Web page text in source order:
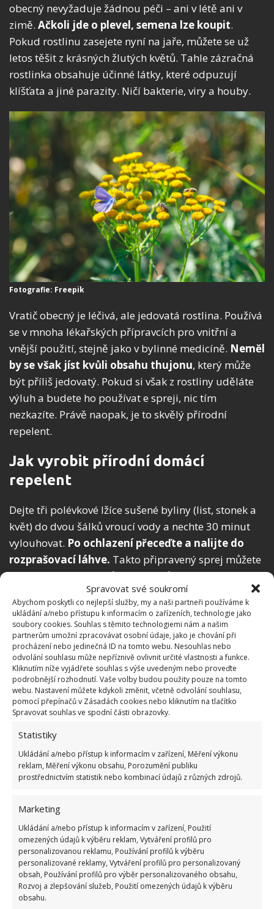
Spravovat své soukromí
Abychom poskytli co nejlepší služby, my a naši partneři používáme k
ukládání a/nebo přístupu k informacím o zařízeních, technologie jako
soubory cookies. Souhlas s těmito technologiemi nám a našim
partnerům umožní zpracovávat osobní údaje, jako je chování při
procházení nebo jedinečná ID na tomto webu. Nesouhlas nebo
odvolání souhlasu může nepříznivě ovlivnit určité vlastnosti a funkce.
Kliknutím níže vyjádřete souhlas s výše uvedeným nebo proveďte
podrobnější rozhodnutí. Vaše volby budou použity pouze na tomto
webu. Nastavení můžete kdykoli změnit, včetně odvolání souhlasu,
pomocí přepínačů v Zásadách cookies nebo kliknutím na tlačítko
Spravovat souhlas ve spodní části obrazovky.
Statistiky
Ukládání a/nebo přístup k informacím v zařízení, Měření výkonu
reklam, Měření výkonu obsahu, Porozumění publiku
prostřednictvím statistik nebo kombinací údajů z různých zdrojů.
Marketing
Ukládání a/nebo přístup k informacím v zařízení, Použití
omezených údajů k výběru reklam, Vytváření profilů pro
personalizovanou reklamu, Používání profilů k výběru
personalizované reklamy, Vytváření profilů pro personalizovaný
obsah, Používání profilů pro výběr personalizovaného obsahu,
Rozvoj a zlepšování služeb, Použití omezených údajů k výběru
obsahu.
obecný nevyžaduje žádnou péči – ani v létě ani v
zimě. Ačkoli jde o plevel, semena lze koupit.
Pokud rostlinu zasejete nyní na jaře, můžete se už
letos těšit z krásných žlutých květů. Tahle zázračná
rostlinka obsahuje účinné látky, které odpuzují
klíšťata a jiné parazity. Ničí bakterie, viry a houby.
Fotografie: Freepik
Vratič obecný je léčivá, ale jedovatá rostlina. Používá
se v mnoha lékařských přípravcích pro vnitřní a
vnější použití, stejně jako v bylinné medicíně. Neměl
by se však jíst kvůli obsahu thujonu, který může
být příliš jedovatý. Pokud si však z rostliny uděláte
výluh a budete ho používat e spreji, nic tím
nezkazíte. Právě naopak, je to skvělý přírodní
repelent.
Jak vyrobit přírodní domácí
repelent
Dejte tři polévkové lžíce sušené byliny (list, stonek a
květ) do dvou šálků vroucí vody a nechte 30 minut
vylouhovat. Po ochlazení přeceďte a nalijte do
rozprašovací láhve. Takto připravený sprej můžete
používat proti klíšťatům i komárům. Nelze ho však
příliš dlouho skladovat, je lepší si vždy před cestou
do přírody udělat nový.
Pokud si ho vyrobíte mnoho a na své tělo ho
nestihnete spotřebovat, nezoufejte. Využít ho můžete
také jako přírodní jed na mšice. Stačí s tímto „čajem“
rostliny zalévat.Pokud máte doma brambory,
pěstujte vratič ideálně v jejich okolí.Rostlina totiž
dokáže zahnat mandelinku bramborovou. Dobré je
také vědět, že vratič má rád slunný stanoviště a
nesnáší přemokření a stín. Rozmnožuje se semenem
nebo odenky.